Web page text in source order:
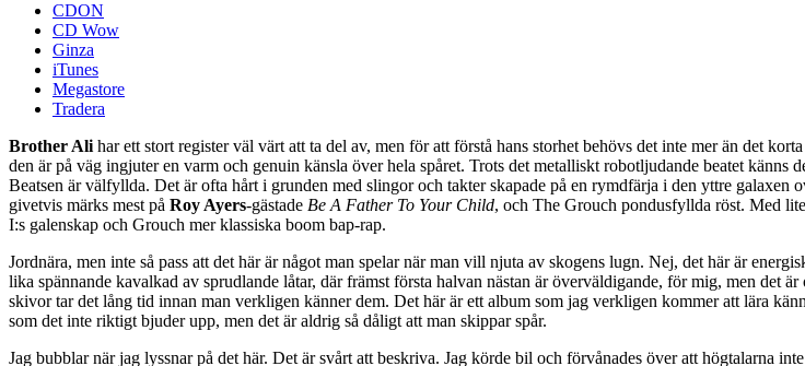
CDON
CD Wow
Ginza
iTunes
Megastore
Tradera
Brother Alihar ett stort register väl värt att ta del av, men för att förstå hans storhet behövs det inte mer än det
den är på väg ingjuter en varm och genuin känsla över hela spåret. Trots det metalliskt robotljudande beatet
Beatsen är välfyllda. Det är ofta hårt i grunden med slingor och takter skapade på en rymdfärja i den yttre
givetvis märks mest på Roy Ayers-gästade Be A Father To Your Child, och The Grouch pondusfyllda röst. Med
I:s galenskap och Grouch mer klassiska boom bap-rap.
Jordnära, men inte så pass att det här är något man spelar när man vill njuta av skogens lugn. Nej, det här är
lika spännande kavalkad av sprudlande låtar, där främst första halvan nästan är överväldigande, för mig, men det
skivor tar det lång tid innan man verkligen känner dem. Det här är ett album som jag verkligen kommer att lära
som det inte riktigt bjuder upp, men det är aldrig så dåligt att man skippar spår.
Jag bubblar när jag lyssnar på det här. Det är svårt att beskriva. Jag körde bil och förvånades över att högtalarna